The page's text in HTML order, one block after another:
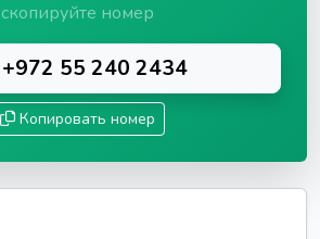
скопируйте номер
+972 55 240 2434
Копировать номер